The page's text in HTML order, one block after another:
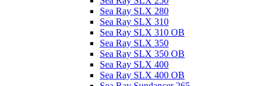
Sea Ray SLX 280
Sea Ray SLX 310
Sea Ray SLX 310 OB
Sea Ray SLX 350
Sea Ray SLX 350 OB
Sea Ray SLX 400
Sea Ray SLX 400 OB